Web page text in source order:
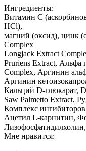
Ингредиенты:
Витамин С
HCl),
магний (оксид), цинк
Complex
Longjack Extract
Pruriens Extract, Альфа
Complex, Аргинин
Аргинин
Кальций D-глюкарат,
Saw Palmetto Extract,
Комплекс ингибиторов
Ацетил L-карнитин,
Мне нравится: